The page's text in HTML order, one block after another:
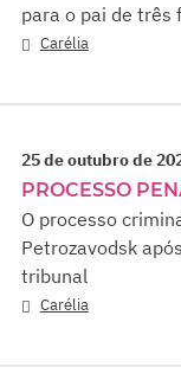
para o pai de três
Carélia
25 de outubro de
PROCESSO
O processo
Petrozavodsk
tribunal
Carélia